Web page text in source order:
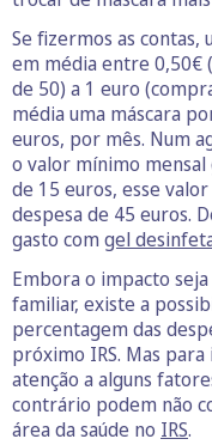
Se fizermos as contas,
em média entre 0,50€
de 50) a 1 euro
média uma máscara
euros, por mês. Num
o valor mínimo mensal
de 15 euros, esse
despesa de 45 euros.
gasto com gel
Embora o impacto
familiar, existe a
percentagem das
próximo IRS. Mas
atenção a alguns
contrário podem não
área da saúde no IRS.